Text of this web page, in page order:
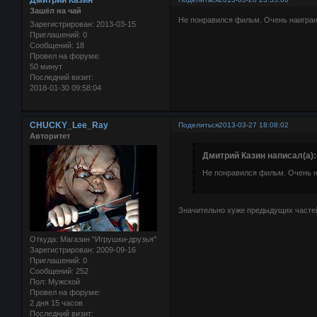
Зашёл на чай
Зарегистрирован: 2013-03-15
Приглашений: 0
Сообщений: 18
Провел на форуме:
50 минут
Последний визит:
2018-01-30 09:58:04
Не понравился фильм. Очень
Поделиться2013-03-27 18:08:02
CHUCKY_Lee_Ray
Авторитет
Откуда: Магазин "Игрушки-друзья"
Зарегистрирован: 2009-09-16
Приглашений: 0
Сообщений: 252
Пол: Мужской
Провел на форуме:
2 дня 15 часов
Последний визит:
Дмитрий Казин написал(а):
Не понравился фильм. Очень
Значительно хуже предыдущих